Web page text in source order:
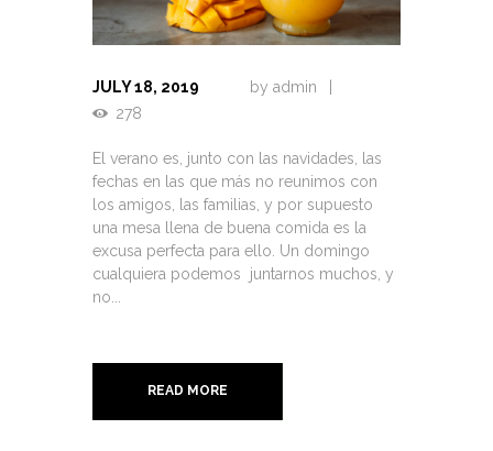
JULY 18, 2019 by admin
278
El verano es, junto con las navidades, las
fechas en las que más no reunimos con
los amigos, las familias, y por supuesto
una mesa llena de buena comida es la
excusa perfecta para ello. Un domingo
cualquiera podemos juntarnos muchos, y
no...
READ MORE